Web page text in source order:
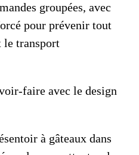
groupées, avec
pour prévenir tout
le transport
faire avec le design
à gâteaux dans